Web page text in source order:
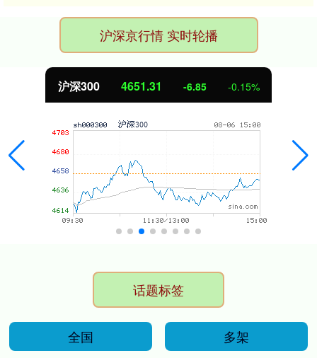
沪深京行情 实时轮播
沪深300 4651.31 -6.85 -0.15%
话题标签
全国
多架